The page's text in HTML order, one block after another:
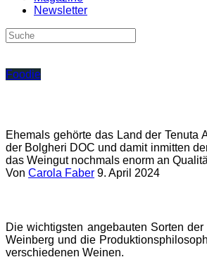
Newsletter
Foodie
Ehemals gehörte das Land der
der Bolgheri DOC und damit inmitten
das Weingut nochmals enorm an
Von Carola Faber 9. April 2024
Die wichtigsten angebauten Sorten
Weinberg und die
verschiedenen Weinen.